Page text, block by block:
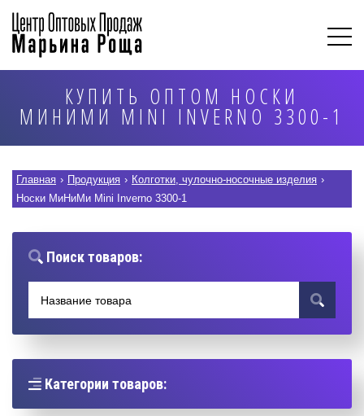
КУПИТЬ ОПТОМ НОСКИ
МИНИМИ MINI INVERNO 3300-1
Главная › Продукция › Колготки, чулочно-носочные изделия ›
Носки МиНиМи Mini Inverno 3300-1
Поиск товаров:
Категории товаров: